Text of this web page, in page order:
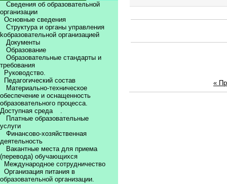
Сведения об образовательной
организации
Основные сведения
Структура и органы управления
kобразовательной организацией
Документы
Образование
Образовательные стандарты и
требования
Руководство.
Педагогический состав
Материально-техническое
обеспечение и оснащенность
образовательного процесса.
Доступная среда
.
Платные образовательные
услуги
Финансово-хозяйственная
деятельность
Вакантные места для приема
(перевода) обучающихся
Международное сотрудничество
Организация питания в
образовательной организации.
«